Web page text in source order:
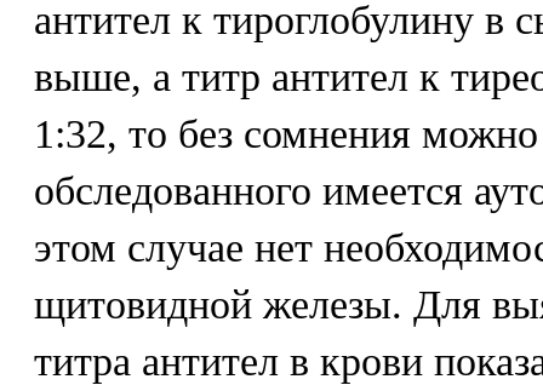
антител к тироглобулину в
выше, а титр антител к
1:32, то без сомнения можно
обследованного имеется
этом случае нет
щитовидной железы. Для
титра антител в крови